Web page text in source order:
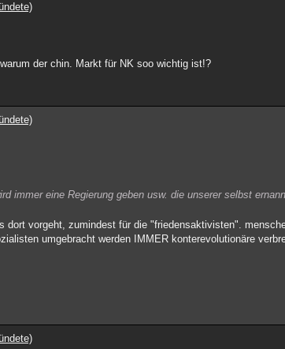
der chin. Markt für NK soo wichtig ist!?
immer eine Regierung geben usw. die unserer selbst
dort vorgeht, zumindest für die "friedensaktivisten".
umgebracht werden IMMER konterevolutionäre